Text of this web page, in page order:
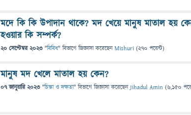
মদে কি কি উপাদান থাকে? মদ খেয়ে মানুষ মাতাল হয়
হওয়ার কি সম্পর্ক?
20 সেপ্টেম্বর 2023 "বিবিধ" বিভাগে জিজ্ঞাসাকরেছেনMishuri (270 পয়েন্ট)
মানুষ মদ খেলে মাতাল হয় কেন?
07 জানুয়ারি 2023 "চিন্তা ও দক্ষতা" বিভাগে জিজ্ঞাসাকরেছেনJihadul Amin (6,150